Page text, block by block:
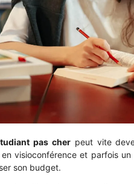
pas cherpeut vite
visioconférence et parfois
son budget.